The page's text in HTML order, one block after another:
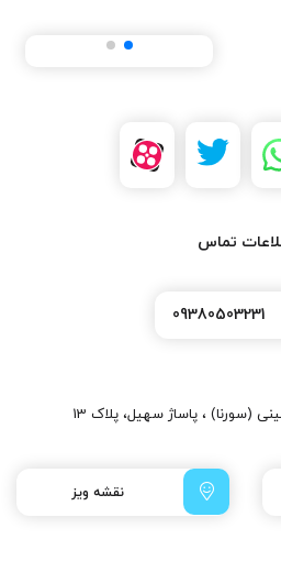
تماس
09380503231
(سورنا) ، پاساژ سهیل، پلاک 13
نقشه ویز